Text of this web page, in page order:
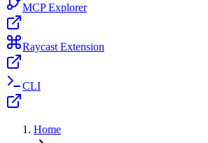
MCP Explorer
Raycast Extension
CLI
Home